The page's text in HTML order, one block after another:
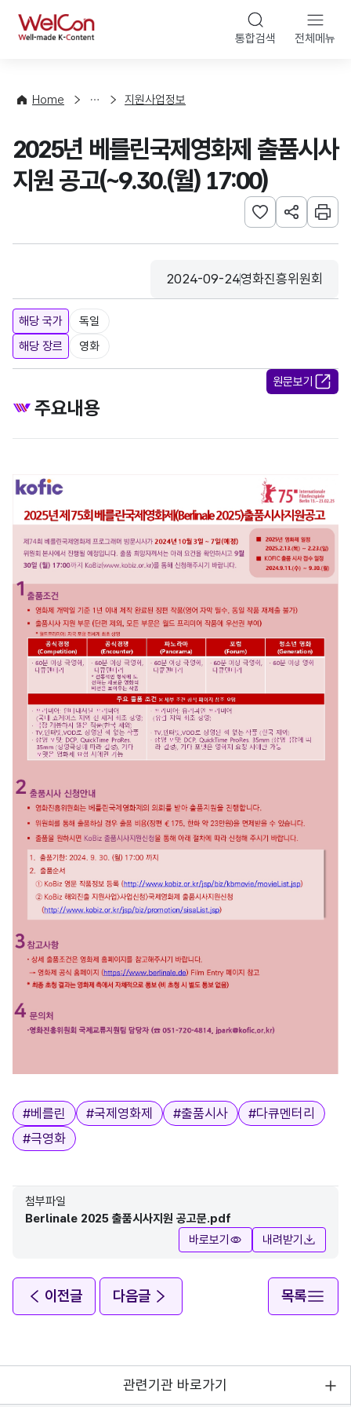
WelCon 통합검색 전체메뉴
Home
사
청
지원사업정보
2025년 베를린국제영화제 출품시사
지원 공고(~9.30.(월) 17:00)
관심사 등록하기
URL 공유하
인쇄
등록일
2024-09-24
수집기관
영화진흥위원회
해당 국가
독일
해당 장르
영화
원문보기
주요내용
태그
#베를린 #국제영화제 #출품시사 #다큐멘터리
#극영화
첨부파일
Berlinale 2025 출품시사지원 공고문.pdf
바로보기
내려받기
이전글 다음글 목록
관련기관 바로가기